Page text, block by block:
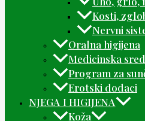
Kosti,
Nervni
Oralna higijena
Medicinska
Program za
Erotski dodaci
NJEGA I HIGIJENA
Koža